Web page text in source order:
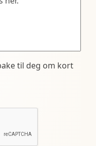
til deg om kort